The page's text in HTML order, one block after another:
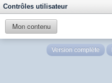
Contrôles utilisateur
Mon contenu
Version complète